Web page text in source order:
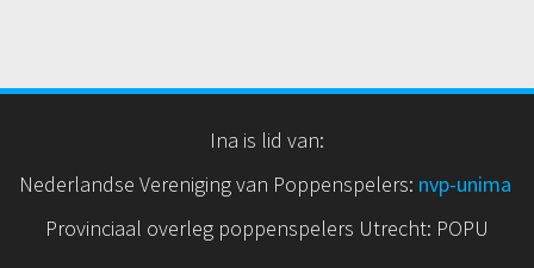
Ina is lid van:
Nederlandse Vereniging van Poppenspelers: nvp-unima
Provinciaal overleg poppenspelers Utrecht: POPU